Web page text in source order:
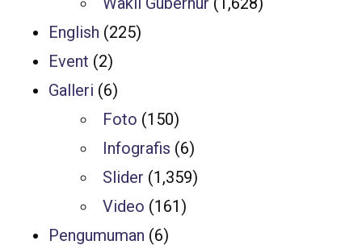
English (225)
Event (2)
Galleri (6)
Foto (150)
Infografis (6)
Slider (1,359)
Video (161)
Pengumuman (6)